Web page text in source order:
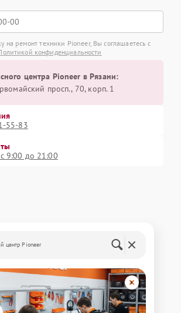
на ремонт техники Pioneer, Вы соглашаетесь с
конфиденциальности
центра Pioneer в Рязани:
просп., 70, корп. 1
55-83
9:00 до 21:00
центр Pioneer